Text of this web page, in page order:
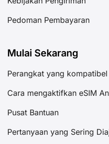
Pedoman Pembayaran
Mulai Sekarang
Perangkat yang
Cara mengaktifkan eSIM
Pusat Bantuan
Pertanyaan yang Sering